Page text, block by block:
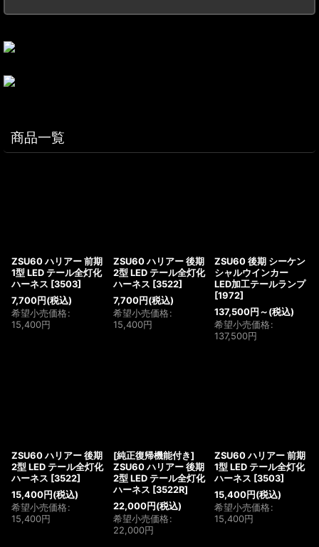
商品一覧
ZSU60 ハリアー 前期
1型 LED テール全灯化
ハーネス [3503]
7,700円 (税込)
希望小売価格:
15,400円
ZSU60 ハリアー 後期
2型 LED テール全灯化
ハーネス [3522]
7,700円 (税込)
希望小売価格:
15,400円
ZSU60 後期 シーケン
シャルウインカー
LED加工テールランプ
[1972]
137,500円 ～ (税込)
希望小売価格:
137,500円
ZSU60 ハリアー 後期
2型 LED テール全灯化
ハーネス [3522]
15,400円 (税込)
希望小売価格:
15,400円
[純正復帰機能付き]
ZSU60 ハリアー 後期
2型 LED テール全灯化
ハーネス [3522R]
22,000円 (税込)
希望小売価格:
22,000円
ZSU60 ハリアー 前期
1型 LED テール全灯化
ハーネス [3503]
15,400円 (税込)
希望小売価格:
15,400円